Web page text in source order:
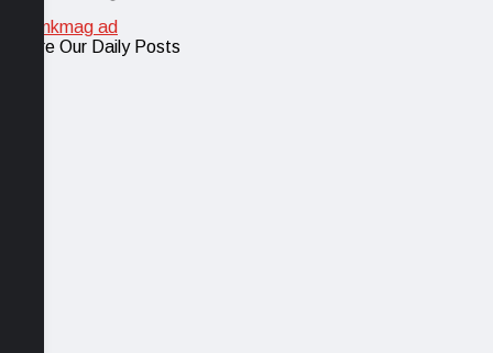
Share Our Daily Posts